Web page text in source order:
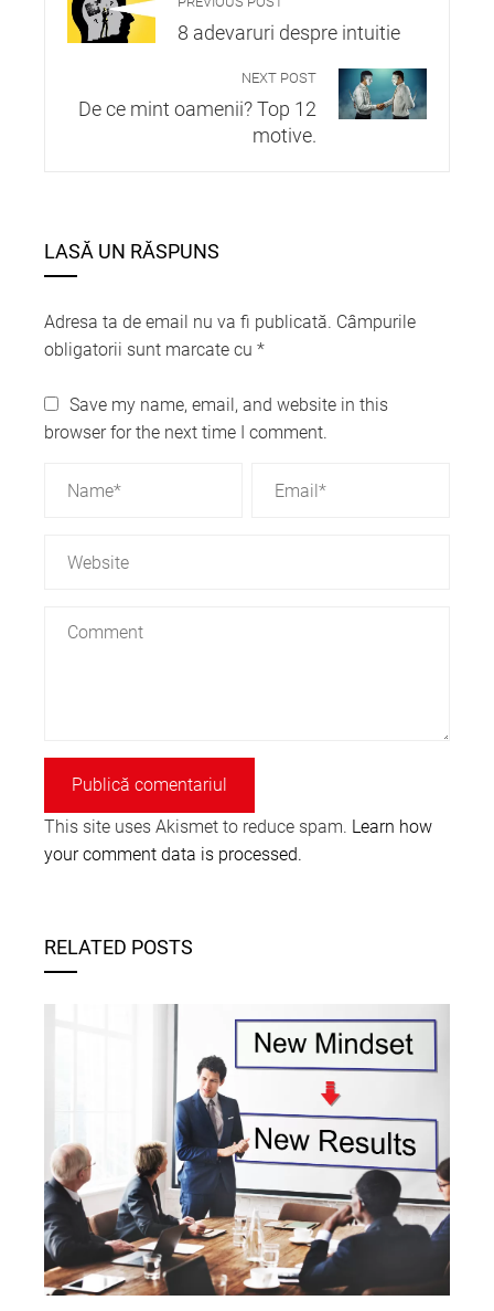
8 adevaruri despre intuitie
NEXT POST
De ce mint oamenii? Top 12
motive.
LASĂ UN RĂSPUNS
Adresa ta de email nu va fi publicată. Câmpurile
obligatorii sunt marcate cu *
Save my name, email, and website in this
browser for the next time I comment.
This site uses Akismet to reduce spam. Learn how
your comment data is processed.
RELATED POSTS